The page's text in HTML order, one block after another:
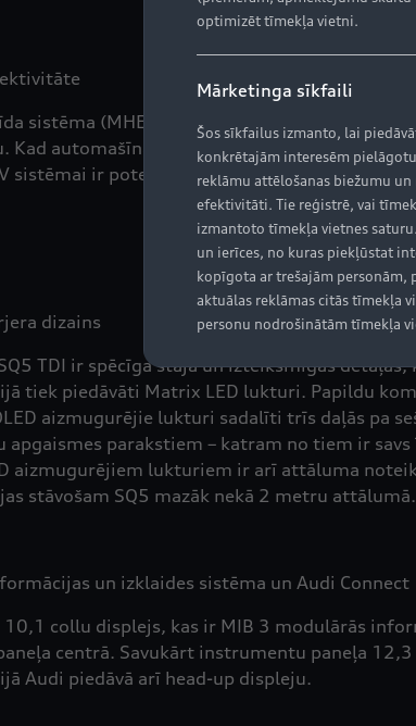
sistēma (MHEV) izmanto siksnas
Kad automašīna samazina ātrumu, MHEV
sistēmai ir potenciāls samazināt degvielas
dizains
TDI ir spēcīga stāja un izteiksmīgas
tiek piedāvāti Matrix LED lukturi. Papildu
aizmugurējie lukturi sadalīti trīs daļās pa
parakstiem – katram no tiem ir
aizmugurējiem lukturiem ir arī attāluma
stāvošam SQ5 mazāk nekā 2 metru attālumā.
un izklaides sistēma un Audi Connect
collu displejs, kas ir MIB 3 modulārās
centrā. Savukārt instrumentu paneļa
Audi piedāvā arī head-up displeju.
optimizēt tīmekļa vietni.
Mārketinga sīkfaili
Šos sīkfailus izmanto, lai
konkrētajām interesēm
reklāmu attēlošanas biežumu
efektivitāti. Tie reģistrē, vai
izmantoto tīmekļa vietnes
un ierīces, no kuras piekļūstat
kopīgota ar trešajām
aktuālas reklāmas citās tīmekļa
personu nodrošinātām tīmekļa